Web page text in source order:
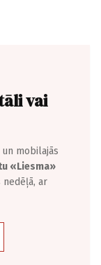
vai
mobilajās
«Liesma»
ar